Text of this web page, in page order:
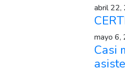
abril 22,
mayo 6,
Casi